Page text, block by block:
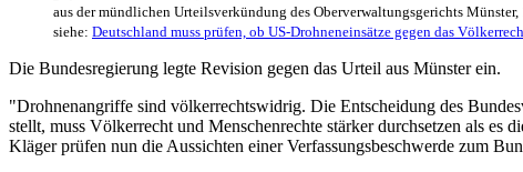
aus der mündlichen Urteilsverkündung des Oberverwaltungsgerichts Münster,
siehe: Deutschland muss prüfen, ob US-Drohneneinsätze gegen das
Die Bundesregierung legte Revision gegen das Urteil aus Münster ein.
"Drohnenangriffe sind völkerrechtswidrig. Die Entscheidung des
stellt, muss Völkerrecht und Menschenrechte stärker durchsetzen als
Kläger prüfen nun die Aussichten einer Verfassungsbeschwerde zum